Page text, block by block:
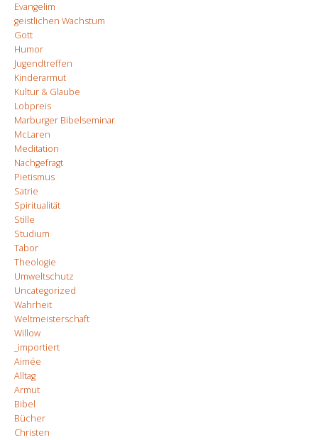
Evangelim
geistlichen Wachstum
Gott
Humor
Jugendtreffen
Kinderarmut
Kultur & Glaube
Lobpreis
Marburger Bibelseminar
McLaren
Meditation
Nachgefragt
Pietismus
Satrie
Spiritualität
Stille
Studium
Tabor
Theologie
Umweltschutz
Uncategorized
Wahrheit
Weltmeisterschaft
Willow
_importiert
Aimée
Alltag
Armut
Bibel
Bücher
Christen